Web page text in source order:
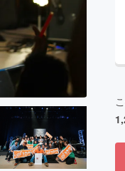
税
machi-ya コミュニティ